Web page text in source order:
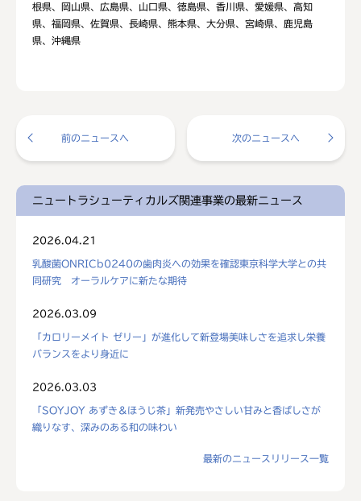
根県、岡山県、広島県、山口県、徳島県、香川県、愛媛県、高知
県、福岡県、佐賀県、長崎県、熊本県、大分県、宮崎県、鹿児島
県、沖縄県
前のニュースへ 次のニュースへ
ニュートラシューティカルズ関連事業の最新ニュース
2026.04.21
乳酸菌ONRICb0240の歯肉炎への効果を確認東京科学大学との共
同研究 オーラルケアに新たな期待
2026.03.09
「カロリーメイト ゼリー」が進化して新登場美味しさを追求し栄養
バランスをより身近に
2026.03.03
「SOYJOY あずき＆ほうじ茶」新発売やさしい甘みと香ばしさが
織りなす、深みのある和の味わい
最新のニュースリリース一覧